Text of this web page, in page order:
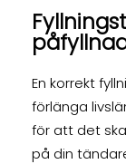
En korrekt
förlänga
för att det
på din